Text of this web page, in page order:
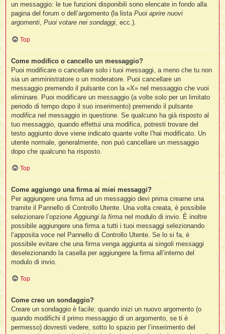
un messaggio: le tue funzioni disponibili sono elencate in fondo alla
pagina del forum o dell’argomento (la listaPuoi aprire nuovi
argomenti,Puoi votare nei sondaggi, ecc.).
Top
Come modifico o cancello un messaggio?
Puoi modificare o cancellare solo i tuoi messaggi, a meno che tu non
sia un amministratore o un moderatore. Puoi cancellare un
messaggio premendo il pulsante con la «X» nel messaggio che vuoi
eliminare. Puoi modificare un messaggio (a volte solo per un limitato
periodo di tempo dopo il suo inserimento) premendo il pulsante
modifica nel messaggio in questione. Se qualcuno ha già risposto al
tuo messaggio, quando effettui una modifica, potresti trovare del
testo aggiunto dove viene indicato quante volte l’hai modificato. Un
utente normale, generalmente, non può cancellare un messaggio
dopo che qualcuno ha risposto.
Top
Come aggiungo una firma ai miei messaggi?
Per aggiungere una firma ad un messaggio devi prima crearne una
tramite il Pannello di Controllo Utente. Una volta creata, è possibile
selezionare l’opzioneAggiungi la firma nel modulo di invio. È inoltre
possibile aggiungere una firma a tutti i tuoi messaggi selezionando
l’apposita voce nel Pannello di Controllo Utente. Se lo si fa, è
possibile evitare che una firma venga aggiunta ai singoli messaggi
deselezionando la casella per aggiungere la firma all’interno del
modulo di invio.
Top
Come creo un sondaggio?
Creare un sondaggio è facile: quando inizi un nuovo argomento (o
quando modifichi il primo messaggio di un argomento, se ti è
permesso) dovresti vedere, sotto lo spazio per l’inserimento del